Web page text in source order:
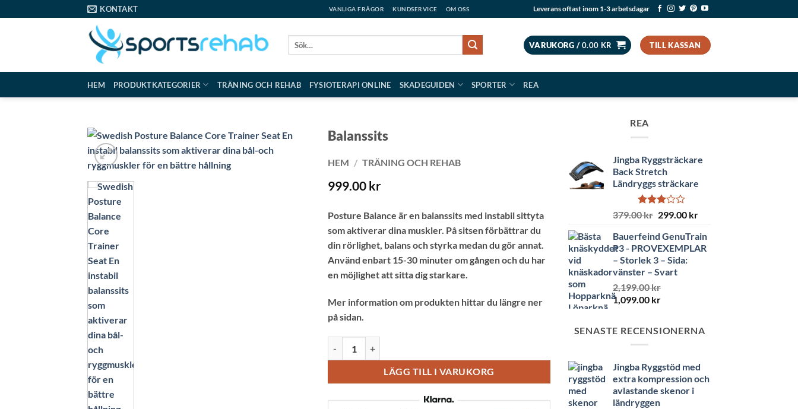
to
KONTAKT VANLIGA FRÅGOR KUNDSERVICE OM OSS Leverans oftast inom 1-3 arbetsdagar
VARUKORG /0.00 KR TILL KASSAN
HEM PRODUKTKATEGORIER TRÄNING OCH REHAB FYSIOTERAPI ONLINE SKADEGUIDEN SPORTER REA
Balanssits
HEM / TRÄNING OCH REHAB
999.00 kr
Posture Balance är en balanssits med instabil sittyta
som aktiverar dina muskler. På sitsen förbättrar du
din rörlighet, balans och styrka medan du gör annat.
Använd enbart 15-30 minuter om gången och du har
en möjlighet att sitta dig starkare.
Mer information om produkten hittar du längre ner
på sidan.
LÄGG TILL I VARUKORG
REA
Jingba Ryggsträckare
Back Stretch
Ländryggs sträckare
Betygsatt
av 5
379.00kr Det
priset
var:
379.00 kr.
299.00 krDet
priset
är:
Bauerfeind GenuTrain
P3 - PROVEXEMPLAR
– Storlek 3 – Sida:
vänster – Svart
2,199.00kr
Det
var:
2,199.00 kr.
1,099.00 krDet
är:
SENASTE RECENSIONERNA
Jingba Ryggstöd med
extra kompression och
avlastande skenor i
ländryggen